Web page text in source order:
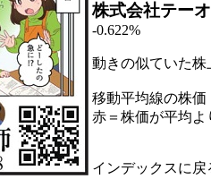
株式会社テー
-0.622%
動きの似ていた
移動平均線の株価
赤＝株価が平均
インデックスに戻